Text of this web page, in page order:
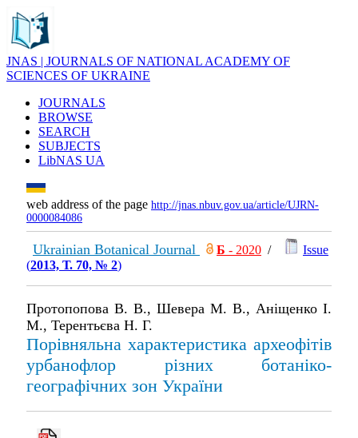
JNAS | JOURNALS OF NATIONAL ACADEMY OF
SCIENCES OF UKRAINE
JOURNALS
BROWSE
SEARCH
SUBJECTS
LibNAS UA
web address of the page http://jnas.nbuv.gov.ua/article/UJRN-
0000084086
Ukrainian Botanical Journal Б - 2020 /
Issue
(2013, Т. 70, № 2)
Протопопова В. В., Шевера М. В., Аніщенко І.
М., Терентьєва Н. Г.
Порівняльна характеристика археофітів
урбанофлор різних ботаніко-
географічних зон України